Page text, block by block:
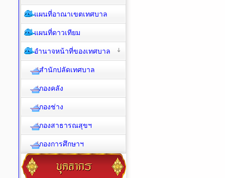
แผนที่อาณาเขตเทศบาล
แผนที่ดาวเทียม
อำนาจหน้าที่ของเทศบาล
สำนักปลัดเทศบาล
กองคลัง
กองช่าง
กองสาธารณสุขฯ
กองการศึกษาฯ